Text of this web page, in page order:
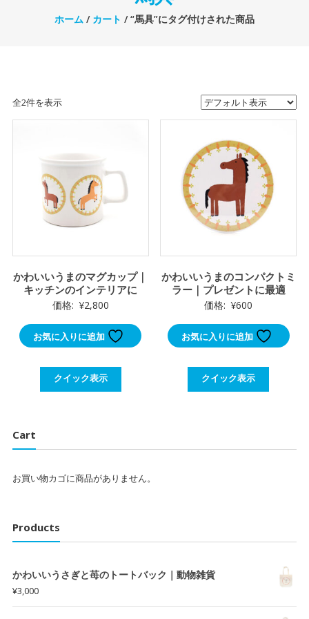
ホーム/ カート / “馬具”にタグ付けされた商品
全2件を表示
かわいいうまのマグカップ｜
キッチンのインテリアに
価格: ¥2,800
お気に入りに追加
クイック表示
かわいいうまのコンパクトミ
ラー｜プレゼントに最適
価格: ¥600
お気に入りに追加
クイック表示
Cart
お買い物カゴに商品がありません。
Products
かわいいうさぎと苺のトートバック｜動物雑貨
¥3,000